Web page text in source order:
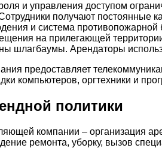
и управления доступом
получают постоянные
и система противопожарной
на прилегающей
шлагбаумы. Арендаторы
предоставляет
компьютеров, оргтехники и
политики
компании – организация
ремонта, уборку, вызов